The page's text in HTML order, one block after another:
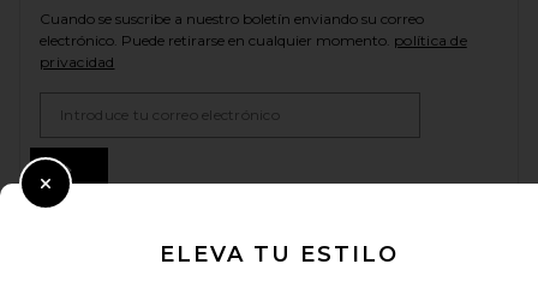
Cuando se suscribe a nuestro boletín enviando su correo
electrónico. Puede retirarse en cualquier momento. política de
privacidad
ELEVA TU ESTILO
Close Modal